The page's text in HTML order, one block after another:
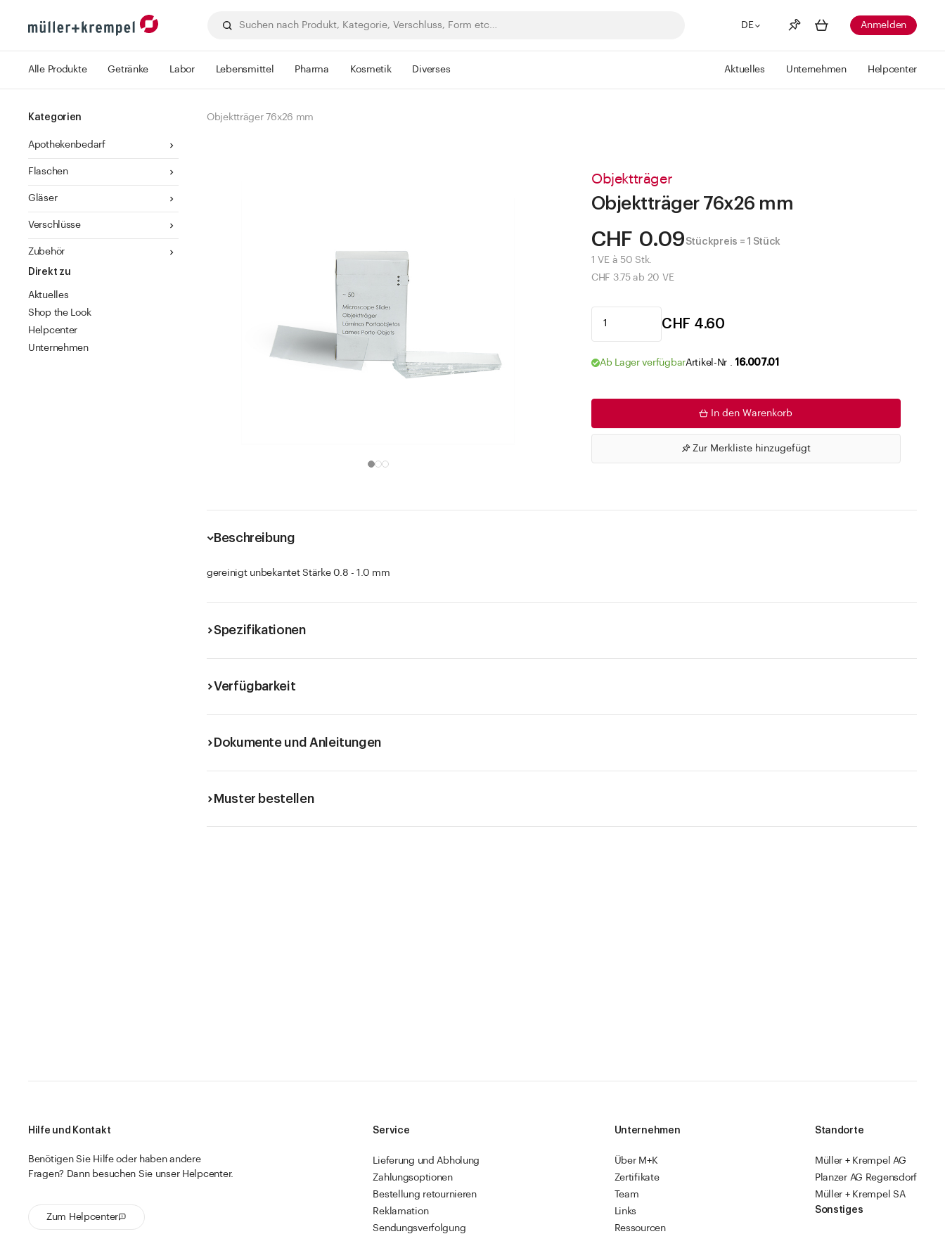
DE
Merkliste Mehr anzeigen
Anmelden
Alle Produkte Getränke Labor Lebensmittel Pharma Kosmetik Diverses Aktuelles Unternehmen Helpcenter
Kategorien
Apothekenbedarf
Flaschen
Gläser
Verschlüsse
Zubehör
Direkt zu
Aktuelles
Shop the Look
Helpcenter
Unternehmen
Objektträger 76x26 mm
Objektträger
Objektträger 76x26 mm
CHF 0.09 Stückpreis = 1 Stück
1 VE à 50 Stk.
CHF 3.75 ab 20 VE
CHF 4.60
Ab Lager verfügbarArtikel-Nr . 16.007.01
In den Warenkorb
Zur Merkliste hinzugefügt
Beschreibung
gereinigt unbekantet Stärke 0.8 - 1.0 mm
Spezifikationen
Verfügbarkeit
Dokumente und Anleitungen
Muster bestellen
Hilfe und Kontakt
Benötigen Sie Hilfe oder haben andere
Fragen? Dann besuchen Sie unser Helpcenter.
Zum Helpcenter
Service
Lieferung und Abholung
Zahlungsoptionen
Bestellung retournieren
Reklamation
Sendungsverfolgung
Unternehmen
Über M+K
Zertifikate
Team
Links
Ressourcen
Standorte
Müller + Krempel AG
Planzer AG Regensdorf
Müller + Krempel SA
Sonstiges